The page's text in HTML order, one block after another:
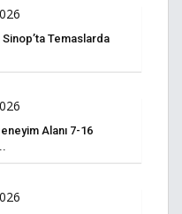
Temaslarda
Alanı 7-16